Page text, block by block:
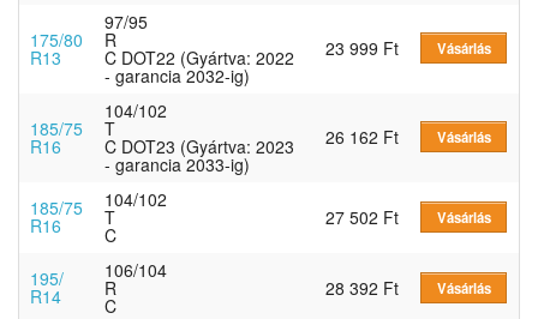
175/80
R13
97/95
R
C DOT22 (Gyártva: 2022
- garancia 2032-ig)
23 999 Ft Vásárlás
185/75
R16
104/102
T
C DOT23 (Gyártva: 2023
- garancia 2033-ig)
26 162 Ft Vásárlás
185/75
R16
104/102
T
C
27 502 Ft Vásárlás
195/
R14
106/104
R
C
28 392 Ft Vásárlás